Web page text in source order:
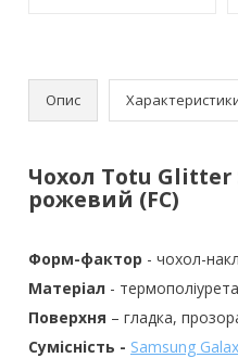
Опис
Чохол Totu Glitter
рожевий (FC)
Форм-фактор - чохол-
Матеріал -
Поверхня – гладка,
Сумісність - Samsung